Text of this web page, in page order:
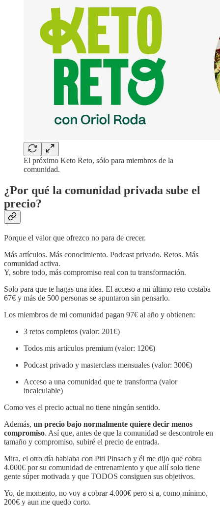
El próximo Keto Reto, sólo para miembros de la
comunidad.
¿Por qué la comunidad privada sube el
precio?
Porque el valor que ofrezco no para de crecer.
Más artículos. Más conocimiento. Podcast privado. Retos. Más
comunidad activa.
Y, sobre todo, más compromiso real con tu transformación.
Solo para que te hagas una idea. El acceso a mi último reto costaba
67€ y más de 500 personas se apuntaron sin pensarlo.
Los miembros de mi comunidad pagan 97€ al año y obtienen:
3 retos completos (valor: 201€)
Todos mis artículos premium (valor: 120€)
Podcast privado y masterclass mensuales (valor: 300€)
Acceso a una comunidad que te transforma (valor
incalculable)
Como ves el precio actual no tiene ningún sentido.
Además, un precio bajo normalmente quiere decir menos
compromiso. Así que, antes de que la comunidad se descontrole en
tamaño y compromiso, subiré el precio de entrada.
Mira, el otro día hablaba con Piti Pinsach y él me dijo que cobra
4.000€ por su comunidad de entrenamiento y que allí solo tiene
gente súper motivada y que TODOS consiguen sus objetivos.
Yo, de momento, no voy a cobrar 4.000€ pero si a, como mínimo,
200€ y aun me quedo corto.